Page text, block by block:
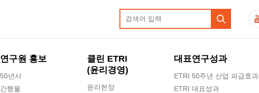
연구원 홍보
50년사
간행물
클린 ETRI
(윤리경영)
윤리헌장
대표연구성과
ETRI 50주년 산업 파급효과
ETRI 대표성과